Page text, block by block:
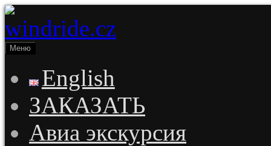
windride.cz
Лётная школа — Полеты на частном самолёте над Прагой.
экстрим. Лётное училище в Чехии
Меню
English
ЗАКАЗАТЬ
Авиа экскурсия